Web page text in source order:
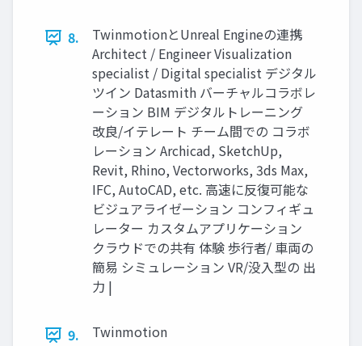
8.
TwinmotionとUnreal Engineの連携
Architect / Engineer Visualization
specialist / Digital specialist デジタル
ツイン Datasmith バーチャルコラボレ
ーション BIM デジタルトレーニング
改良/イテレート チーム間での コラボ
レーション Archicad, SketchUp,
Revit, Rhino, Vectorworks, 3ds Max,
IFC, AutoCAD, etc. 高速に反復可能な
ビジュアライゼーション コンフィギュ
レーター カスタムアプリケーション
クラウドでの共有 体験 歩行者/ 車両の
簡易 シミュレーション VR/没入型の 出
力 |
9. Twinmotion